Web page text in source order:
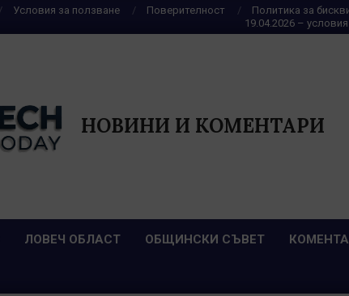
Условия за ползване Поверителност Политика за
19.04.2026 –
НОВИНИ И КОМЕНТАРИ
ЛОВЕЧ ОБЛАСТ ОБЩИНСКИ СЪВЕТ